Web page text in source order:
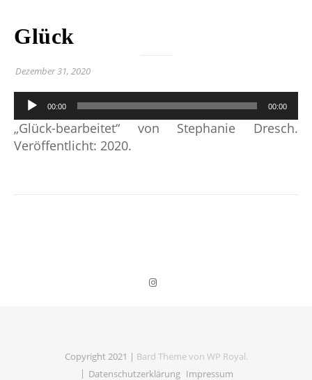
Glück
Dezember 31, 2020
Audio-
Player
00:00 00:00
„Glück-bearbeitet“ von Stephanie Dresch.
Veröffentlicht: 2020.
Copyright 2021 | Bard Theme von WP Royal.
Datenschutz­erklärung Impressum